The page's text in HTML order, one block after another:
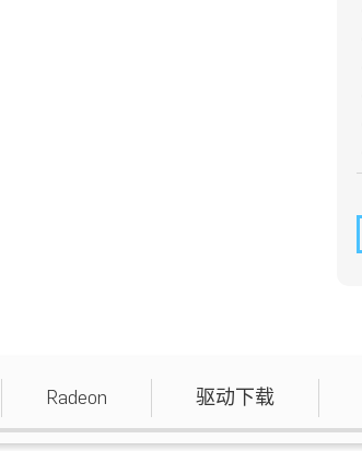
Radeon 驱动下载